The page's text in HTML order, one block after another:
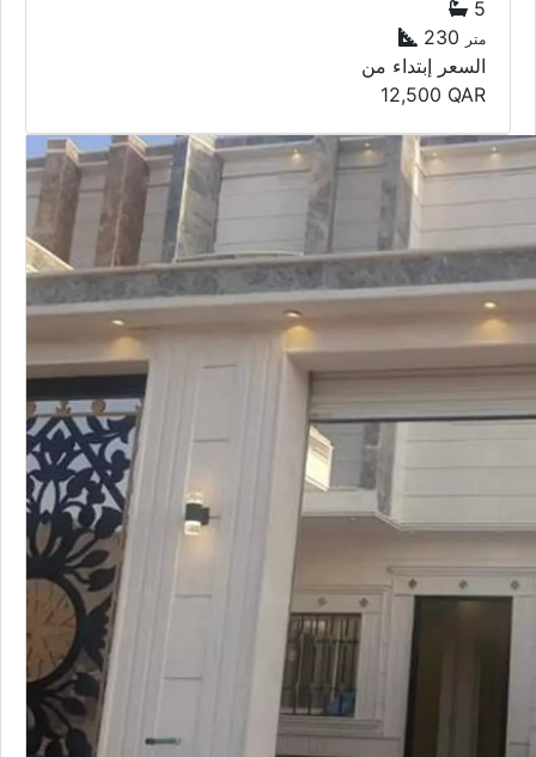
5
230 متر
السعر إبتداء من
12,500 QAR